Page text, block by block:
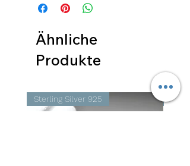
Ähnliche
Produkte
Sterling Silver 925